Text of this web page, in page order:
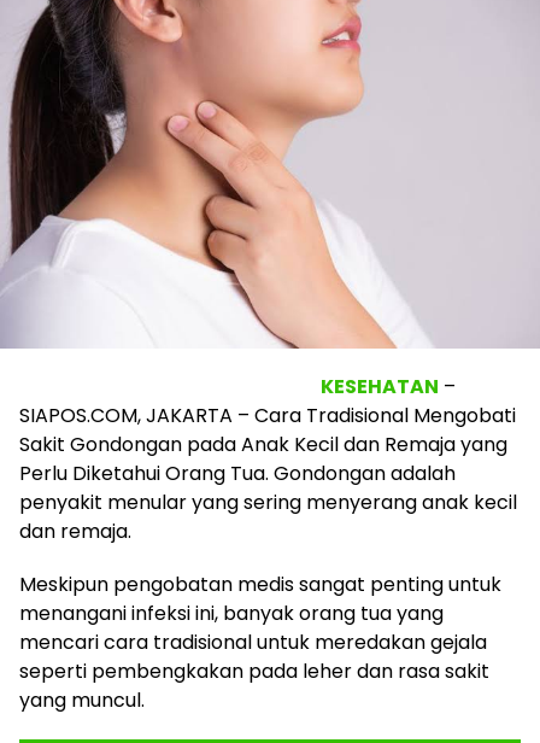
KESEHATAN –
SIAPOS.COM, JAKARTA – Cara Tradisional Mengobati
Sakit Gondongan pada Anak Kecil dan Remaja yang
Perlu Diketahui Orang Tua. Gondongan adalah
penyakit menular yang sering menyerang anak kecil
dan remaja.
Meskipun pengobatan medis sangat penting untuk
menangani infeksi ini, banyak orang tua yang
mencari cara tradisional untuk meredakan gejala
seperti pembengkakan pada leher dan rasa sakit
yang muncul.